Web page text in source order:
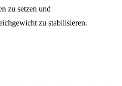
zu setzen und
zu stabilisieren.